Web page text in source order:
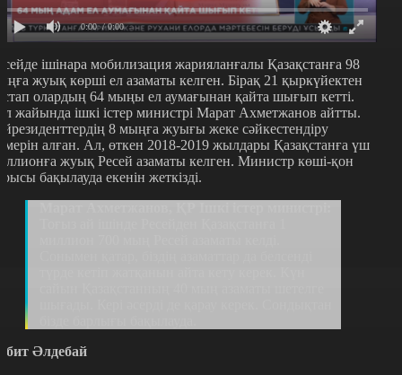
0:00 / 0:00
ішінара мобилизация жарияланғалы Қазақстанға 98
жуық көрші ел азаматы келген. Бірақ 21 қыркүйектен
олардың 64 мыңы ел аумағынан қайта шығып кетті.
жайында ішкі істер министрі Марат Ахметжанов айтты.
8 мыңға жуығы жеке сәйкестендіру
алған. Ал, өткен 2018-2019 жылдары Қазақстанға үш
жуық Ресей азаматы келген. Министр көші-қон
бақылауда екенін жеткізді.
Әлдебай